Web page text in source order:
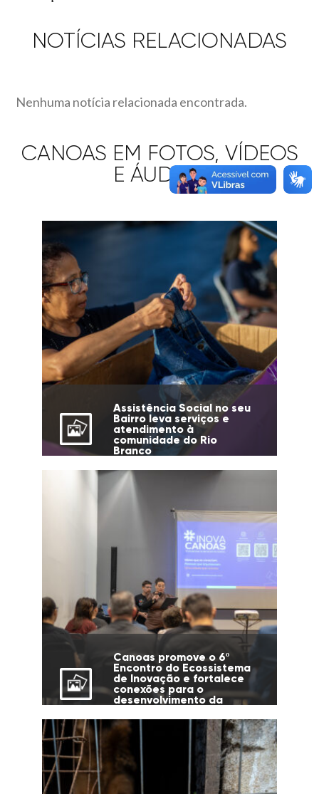
NOTÍCIAS RELACIONADAS
Nenhuma notícia relacionada encontrada.
CANOAS EM FOTOS, VÍDEOS
E ÁUDIOS
Assistência Social no seu
Bairro leva serviços e
atendimento à
comunidade do Rio
Branco
Canoas promove o 6º
Encontro do Ecossistema
de Inovação e fortalece
conexões para o
desenvolvimento da